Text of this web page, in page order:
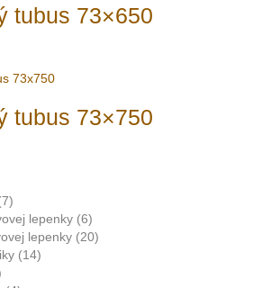
tubus 73×650
tubus 73×750
lepenky (6)
lepenky (20)
(14)